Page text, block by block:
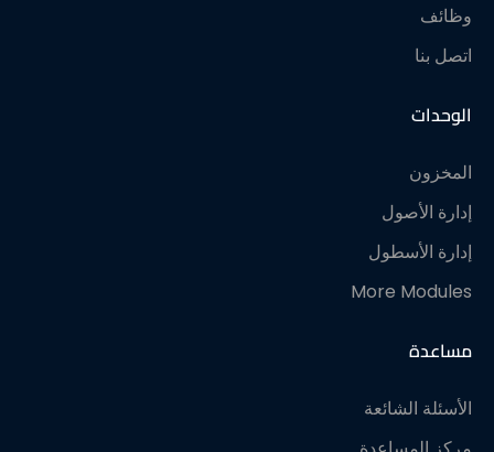
وظائف
اتصل بنا
الوحدات
المخزون
إدارة الأصول
إدارة الأسطول
More Modules
مساعدة
الأسئلة الشائعة